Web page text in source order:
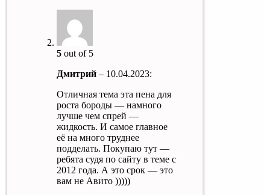
5 out of 5
Дмитрий – 10.04.2023:
Отличная тема эта пена для
роста бороды — намного
лучше чем спрей —
жидкость. И самое главное
её на много труднее
подделать. Покупаю тут —
ребята судя по сайту в теме с
2012 года. А это срок — это
вам не Авито )))))